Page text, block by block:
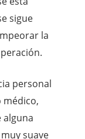
sigue
la
personal
médico,
alguna
suave